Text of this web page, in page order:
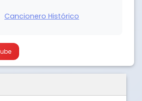
Cancionero Histórico